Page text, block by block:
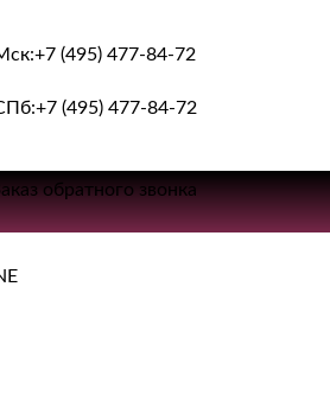
+7 (495) 477-84-72
+7 (495) 477-84-72
обратного звонка